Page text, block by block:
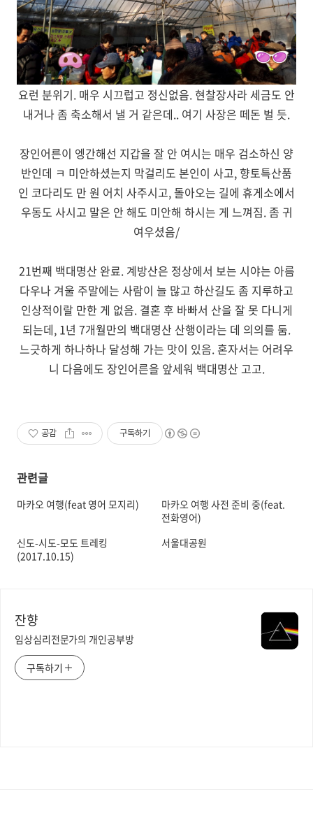
요런 분위기. 매우 시끄럽고 정신없음. 현찰장사라 세금도 안
내거나 좀 축소해서 낼 거 같은데.. 여기 사장은 떼돈 벌 듯.
장인어른이 엥간해선 지갑을 잘 안 여시는 매우 검소하신 양
반인데 ㅋ 미안하셨는지 막걸리도 본인이 사고, 향토특산품
인 코다리도 만 원 어치 사주시고, 돌아오는 길에 휴게소에서
우동도 사시고 말은 안 해도 미안해 하시는 게 느껴짐. 좀 귀
여우셨음/
21번째 백대명산 완료. 계방산은 정상에서 보는 시야는 아름
다우나 겨울 주말에는 사람이 늘 많고 하산길도 좀 지루하고
인상적이랄 만한 게 없음. 결혼 후 바빠서 산을 잘 못 다니게
되는데, 1년 7개월만의 백대명산 산행이라는 데 의의를 둠.
느긋하게 하나하나 달성해 가는 맛이 있음. 혼자서는 어려우
니 다음에도 장인어른을 앞세워 백대명산 고고.
공감 구독하기
관련글
마카오 여행(feat 영어 모지리)
마카오 여행 사전 준비 중(feat.
전화영어)
신도-시도-모도 트레킹
(2017.10.15)
서울대공원
잔향
임상심리전문가의 개인공부방
구독하기